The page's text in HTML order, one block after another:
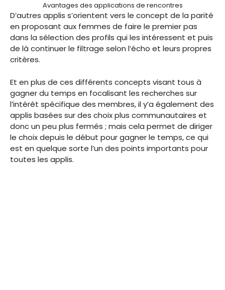
Avantages des applications de rencontres
D’autres applis s’orientent vers le concept de la parité
en proposant aux femmes de faire le premier pas
dans la sélection des profils qui les intéressent et puis
de là continuer le filtrage selon l’écho et leurs propres
critères.
Et en plus de ces différents concepts visant tous à
gagner du temps en focalisant les recherches sur
l’intérêt spécifique des membres, il y’a également des
applis basées sur des choix plus communautaires et
donc un peu plus fermés ; mais cela permet de diriger
le choix depuis le début pour gagner le temps, ce qui
est en quelque sorte l’un des points importants pour
toutes les applis.